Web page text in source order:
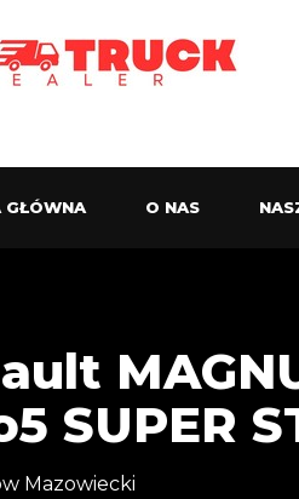
GŁÓWNA O NAS
SUPER
Mazowiecki